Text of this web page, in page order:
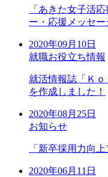
「あきた女子活
ー・応援メッセー
2020年09月10日
就職お役立ち情報
就活情報誌「Ｋｏ
を作成しました！
2020年08月25日
お知らせ
「新卒採用力向
2020年06月11日